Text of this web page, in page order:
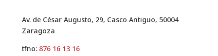
Av. de César Augusto, 29, Casco Antiguo, 50004
Zaragoza
tfno: 876 16 13 16